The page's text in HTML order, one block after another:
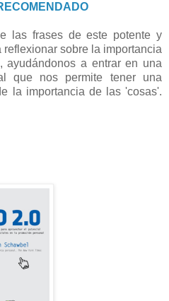
las frases de este potente y
sobre la importancia
a entrar en una
que nos permite tener una
la importancia de las 'cosas'.